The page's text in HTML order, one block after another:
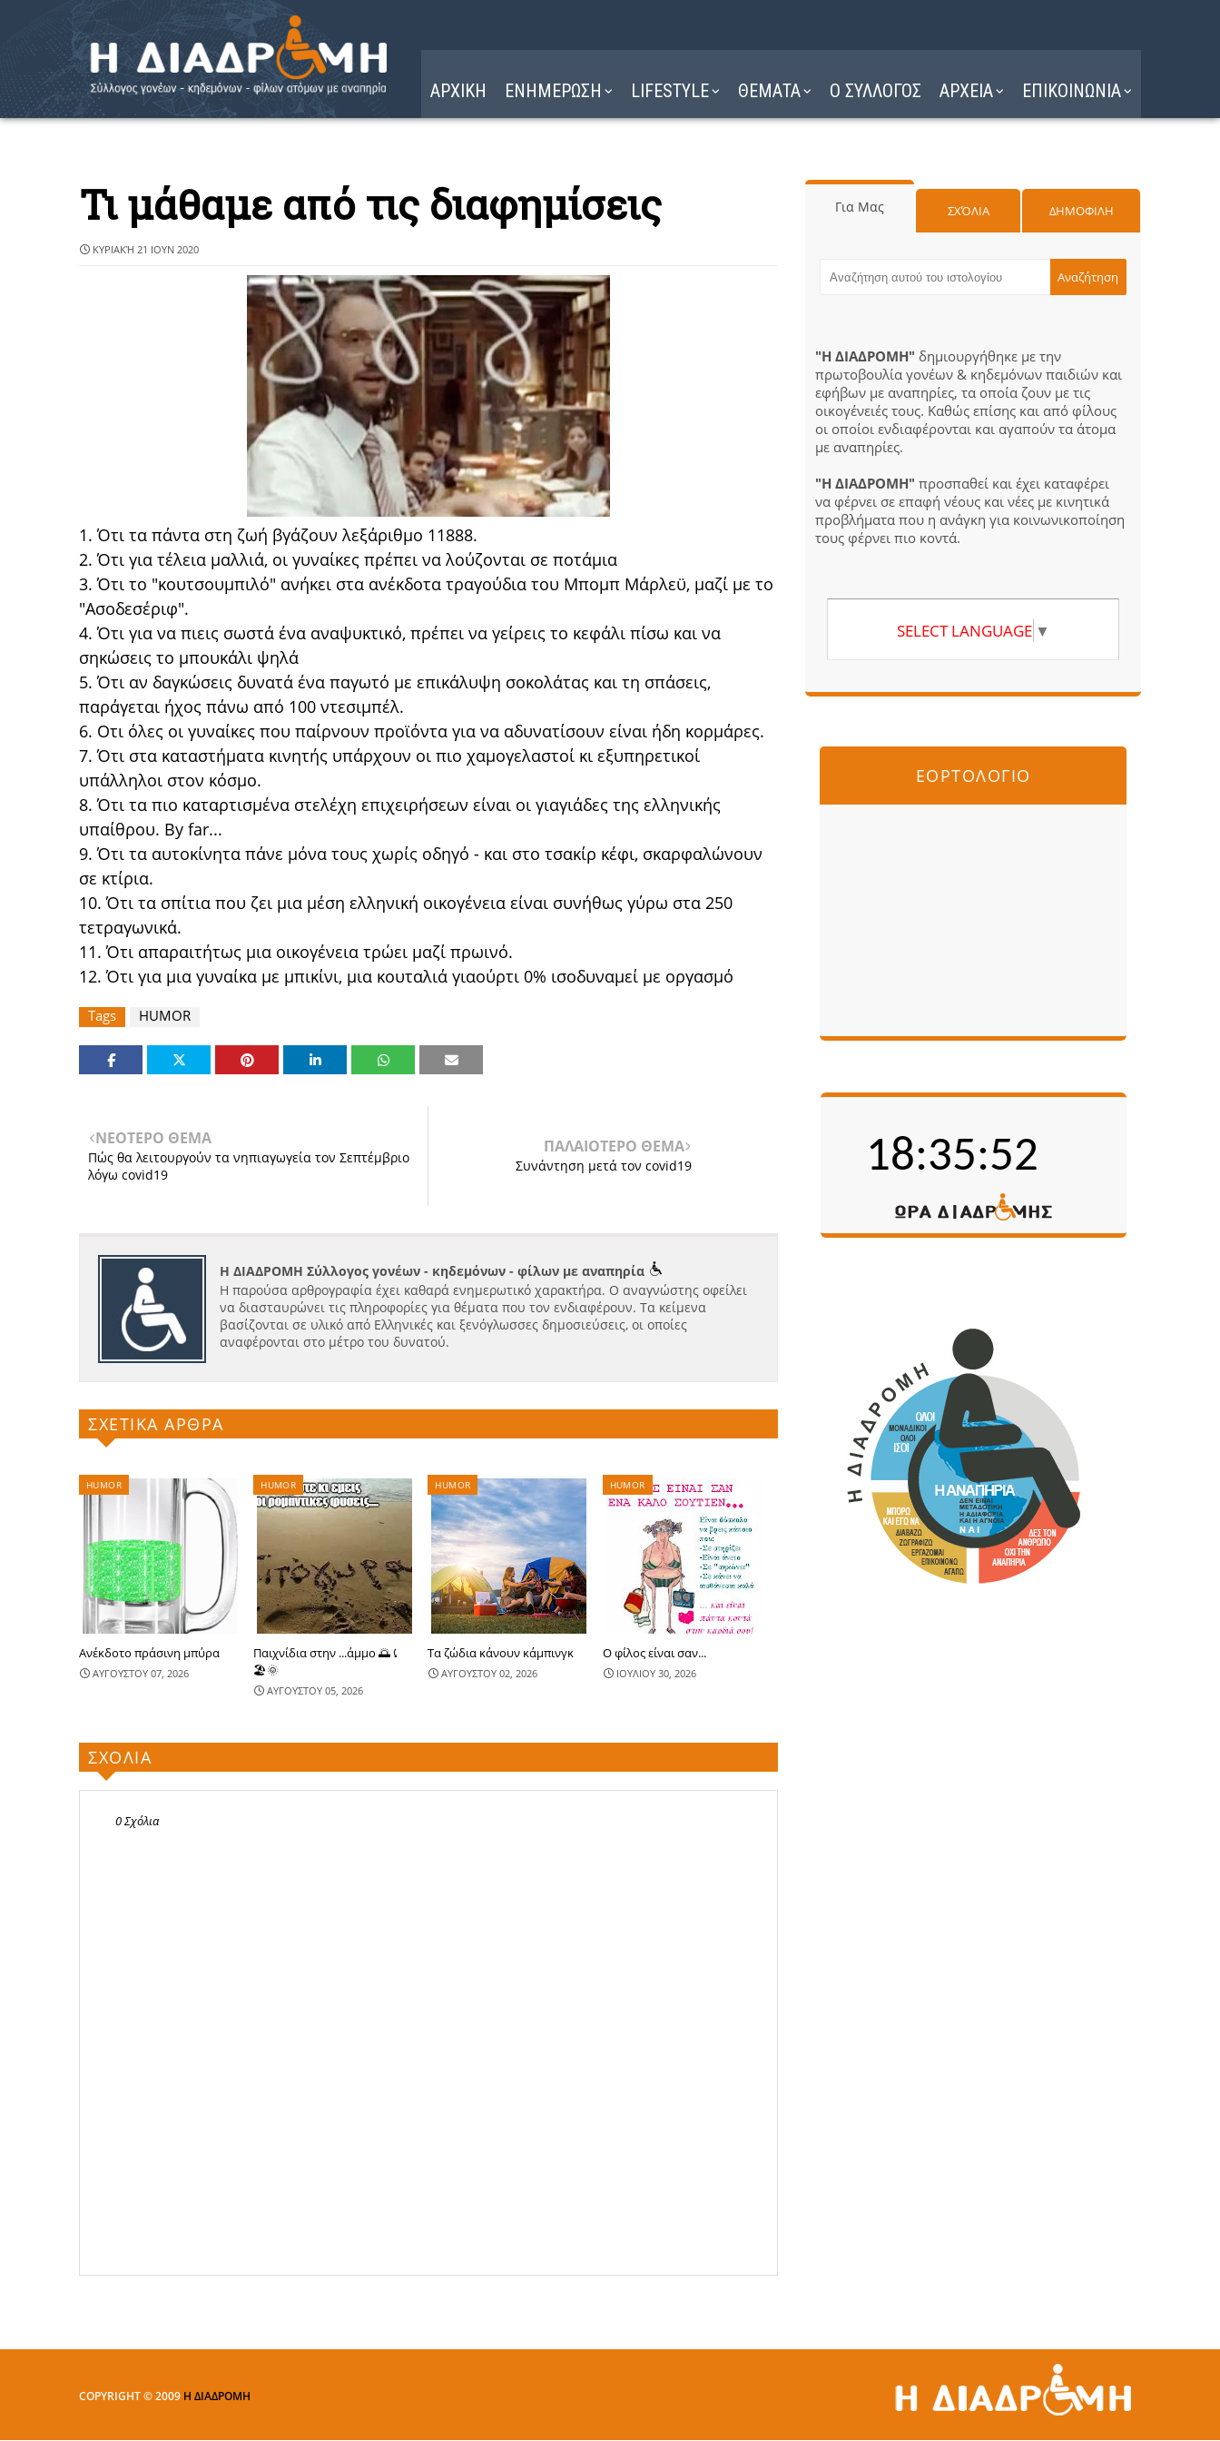
ΑΡΧΙΚΗ ΕΝΗΜΕΡΩΣΗ LIFESTYLE ΘΕΜΑΤΑ Ο ΣΥΛΛΟΓΟΣ ΑΡΧΕΙΑ ΕΠΙΚΟΙΝΩΝΙΑ
Τι μάθαμε από τις διαφημίσεις
ΚΥΡΙΑΚΉ 21 ΙΟΥΝ 2020
1. Ότι τα πάντα στη ζωή βγάζουν λεξάριθμο 11888.
2. Ότι για τέλεια μαλλιά, οι γυναίκες πρέπει να λούζονται σε ποτάμια
3. Ότι το "κουτσουμπιλό" ανήκει στα ανέκδοτα τραγούδια του Μπομπ Μάρλεϋ, μαζί με το
"Ασοδεσέριφ".
4. Ότι για να πιεις σωστά ένα αναψυκτικό, πρέπει να γείρεις το κεφάλι πίσω και να
σηκώσεις το μπουκάλι ψηλά
5. Ότι αν δαγκώσεις δυνατά ένα παγωτό με επικάλυψη σοκολάτας και τη σπάσεις,
παράγεται ήχος πάνω από 100 ντεσιμπέλ.
6. Οτι όλες οι γυναίκες που παίρνουν προϊόντα για να αδυνατίσουν είναι ήδη κορμάρες.
7. Ότι στα καταστήματα κινητής υπάρχουν οι πιο χαμογελαστοί κι εξυπηρετικοί
υπάλληλοι στον κόσμο.
8. Ότι τα πιο καταρτισμένα στελέχη επιχειρήσεων είναι οι γιαγιάδες της ελληνικής
υπαίθρου. By far...
9. Ότι τα αυτοκίνητα πάνε μόνα τους χωρίς οδηγό - και στο τσακίρ κέφι, σκαρφαλώνουν
σε κτίρια.
10. Ότι τα σπίτια που ζει μια μέση ελληνική οικογένεια είναι συνήθως γύρω στα 250
τετραγωνικά.
11. Ότι απαραιτήτως μια οικογένεια τρώει μαζί πρωινό.
12. Ότι για μια γυναίκα με μπικίνι, μια κουταλιά γιαούρτι 0% ισοδυναμεί με οργασμό
Tags HUMOR
ΝΕΟΤΕΡΟ ΘΕΜΑ
Πώς θα λειτουργούν τα νηπιαγωγεία τον Σεπτέμβριο
λόγω covid19
ΠΑΛΑΙΟΤΕΡΟ ΘΕΜΑ
Συνάντηση μετά τον covid19
Η ΔΙΑΔΡΟΜΗ Σύλλογος γονέων - κηδεμόνων - φίλων με αναπηρία
Η παρούσα αρθρογραφία έχει καθαρά ενημερωτικό χαρακτήρα. Ο αναγνώστης οφείλει
να διασταυρώνει τις πληροφορίες για θέματα που τον ενδιαφέρουν. Τα κείμενα
βασίζονται σε υλικό από Ελληνικές και ξενόγλωσσες δημοσιεύσεις, οι οποίες
αναφέρονται στο μέτρο του δυνατού.
ΣΧΕΤΙΚΑ ΑΡΘΡΑ
HUMOR
Ανέκδοτο πράσινη μπύρα
ΑΥΓΟΥΣΤΟΥ 07, 2026
HUMOR
Παιχνίδια στην ...άμμο 🌅⤹
🏖🌞
ΑΥΓΟΥΣΤΟΥ 05, 2026
HUMOR
Τα ζώδια κάνουν κάμπινγκ
ΑΥΓΟΥΣΤΟΥ 02, 2026
HUMOR
Ο φίλος είναι σαν...
ΙΟΥΛΙΟΥ 30, 2026
ΣΧΟΛΙΑ
0 Σχόλια
Για Μας ΣΧΌΛΙΑ ΔΗΜΟΦΙΛΗ
"Η ΔΙΑΔΡΟΜΗ" δημιουργήθηκε με την
πρωτοβουλία γονέων & κηδεμόνων παιδιών και
εφήβων με αναπηρίες, τα οποία ζουν με τις
οικογένειές τους. Καθώς επίσης και από φίλους
οι οποίοι ενδιαφέρονται και αγαπούν τα άτομα
με αναπηρίες.
"Η ΔΙΑΔΡΟΜΗ" προσπαθεί και έχει καταφέρει
να φέρνει σε επαφή νέους και νέες με κινητικά
προβλήματα που η ανάγκη για κοινωνικοποίηση
τους φέρνει πιο κοντά.
SELECT LANGUAGE ▼
ΕΟΡΤΟΛΟΓΙΟ
COPYRIGHT © 2009 Η ΔΙΑΔΡΟΜΗ